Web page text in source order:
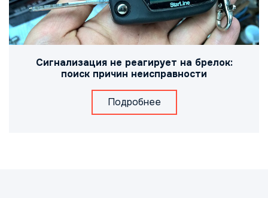
Сигнализация не реагирует на брелок:
поиск причин неисправности
Подробнее